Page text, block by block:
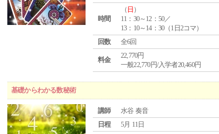
時間
（ 日 ）
11：30～12：50／
13：10～14：30（1日2コマ）
回数
全6回
料金
22,770円
一般22,770円/入学者20,460円
基礎からわかる数秘術
講師
水谷 奏音
日程
5月 11日